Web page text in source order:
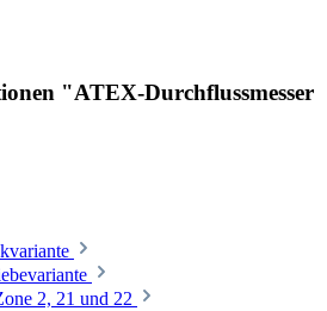
"ATEX-Durchflussmesser
2, 21 und 22